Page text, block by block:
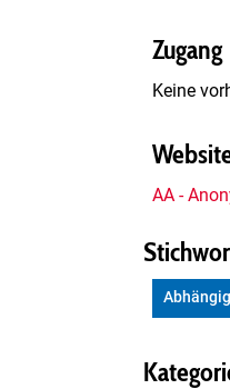
Zugang
Keine
AA -